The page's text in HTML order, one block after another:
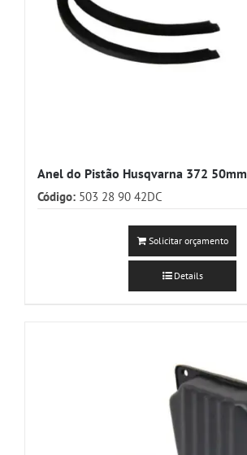
Anel do Pistão Husqvarna 372 50mm
Código: 503 28 90 42DC
Solicitar orçamento
Details